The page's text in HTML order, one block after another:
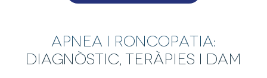
Apnea i Roncopatia:
Diagnòstic, Teràpies i DAM